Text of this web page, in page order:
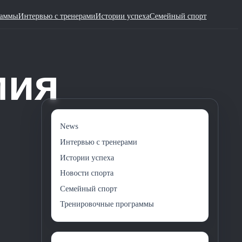
Интервью с тренерамиИстории успехаСемейный спорт
News
Интервью с тренерами
Истории успеха
Новости спорта
Семейный спорт
Тренировочные программы